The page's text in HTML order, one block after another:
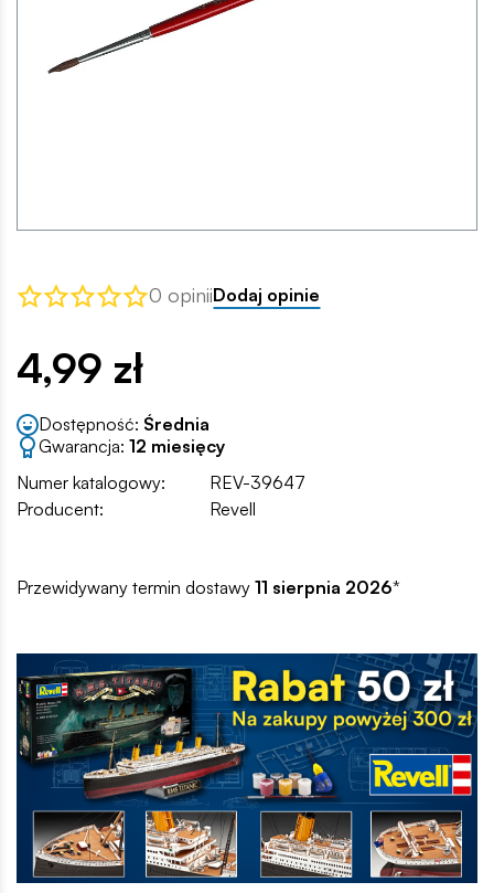
0 opiniiDodaj opinie
4,99 zł
Dostępność: Średnia
Gwarancja: 12 miesięcy
Numer katalogowy:
REV-39647
Producent:
Revell
Przewidywany termin dostawy 11 sierpnia 2026*